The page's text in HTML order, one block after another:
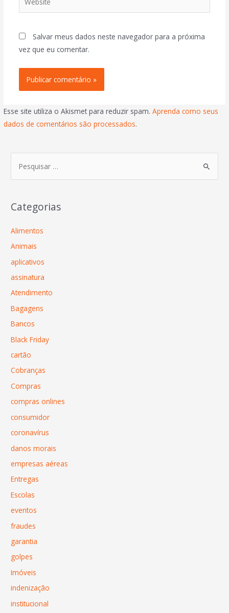
Salvar meus dados neste navegador para a próxima
vez que eu comentar.
Esse site utiliza o Akismet para reduzir spam.Aprenda como seus
dados de comentários são processados.
Categorias
Alimentos
Animais
aplicativos
assinatura
Atendimento
Bagagens
Bancos
Black Friday
cartão
Cobranças
Compras
compras onlines
consumidor
coronavírus
danos morais
empresas aéreas
Entregas
Escolas
eventos
fraudes
garantia
golpes
Imóveis
indenização
institucional